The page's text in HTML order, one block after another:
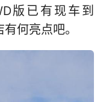
版已有现车到
何亮点吧。